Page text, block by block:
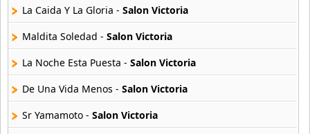
Chopas
18 músicas online
12 músicas online
Damaris
11 músicas online
La Caida Y La Gloria - Salon Victoria
Maldita Soledad - Salon Victoria
La Noche Esta Puesta - Salon Victoria
De Una Vida Menos - Salon Victoria
Sr Yamamoto - Salon Victoria